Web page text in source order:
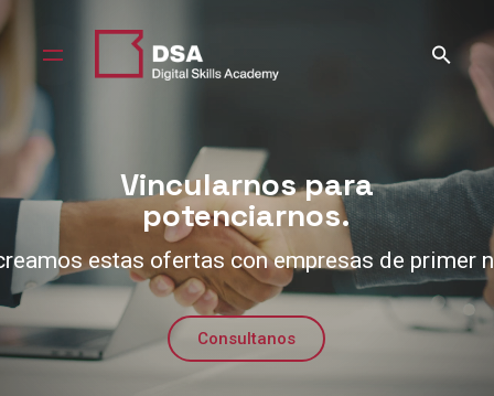
Skip
content
Vincularnos para
potenciarnos.
estas ofertas con empresas de primer
Consultanos